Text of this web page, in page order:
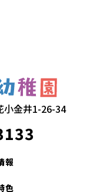
小金井1-26-34
報
色